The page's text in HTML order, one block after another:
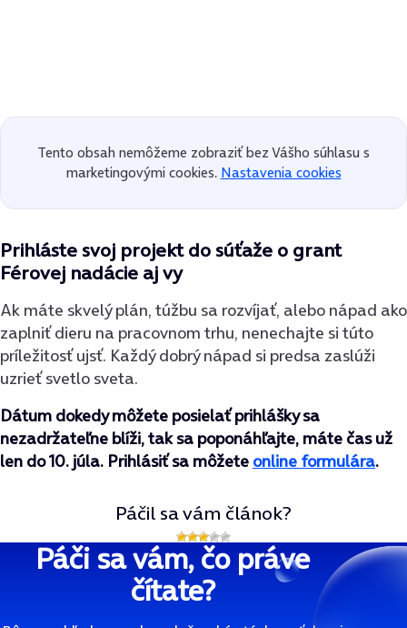
Tento obsah nemôžeme zobraziť bez Vášho súhlasu s
marketingovými cookies. Nastavenia cookies
Prihláste svoj projekt do súťaže o grant
Férovej nadácie aj vy
Ak máte skvelý plán, túžbu sa rozvíjať, alebo nápad ako
zaplniť dieru na pracovnom trhu, nenechajte si túto
príležitosť ujsť. Každý dobrý nápad si predsa zaslúži
uzrieť svetlo sveta.
Dátum dokedy môžete posielať prihlášky sa
nezadržateľne blíži, tak sa poponáhľajte, máte čas už
len do 10. júla. Prihlásiť sa môžete online formulára.
Páčil sa vám článok?
Páči sa vám, čo práve
čítate?